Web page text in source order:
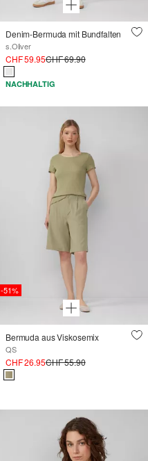
Denim-Bermuda mit Bundfalten
s.Oliver
CHF 59.95CHF 69.90
NACHHALTIG
-51%
Bermuda aus Viskosemix
QS
CHF 26.95CHF 55.90